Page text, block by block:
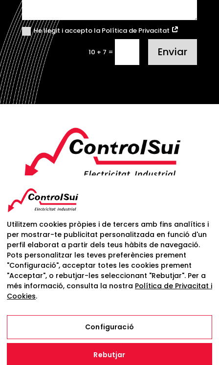
He llegit i accepto la Política de Privacitat
10 + 7 = Enviar
C/ Dr Barraquer, 32 Cntd C/Llinars, 240
08440 Cardedeu
BCN
controlsui@controlsui.cat
tlf.615.184.765 600.537.616
tel/FAX:93.846.99.75
Utilitzem cookies pròpies i de tercers amb fins analítics i
per mostrar-te publicitat personalitzada en funció d'un
perfil elaborat a partir dels teus hàbits de navegació.
Pots personalitzar les teves preferències prement
"Configuració", acceptar totes les cookies prement
"Acceptar", o rebutjar-les seleccionant "Rebutjar". Per a
més informació, consulta la nostra Política de Privacitat i
Cookies.
Configuració
Rebutjar
Avís Legal